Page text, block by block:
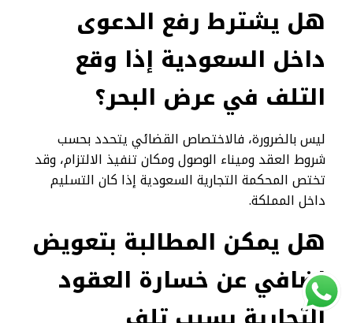
هل يشترط رفع الدعوى
داخل السعودية إذا وقع
التلف في عرض البحر؟
ليس بالضرورة، فالاختصاص القضائي يتحدد بحسب
شروط العقد وميناء الوصول ومكان تنفيذ الالتزام، وقد
تختص المحكمة التجارية السعودية إذا كان التسليم
داخل المملكة.
هل يمكن المطالبة بتعويض
إضافي عن خسارة العقود